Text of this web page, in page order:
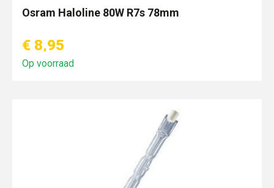
Osram Haloline 80W R7s 78mm
€ 8,95
Op voorraad